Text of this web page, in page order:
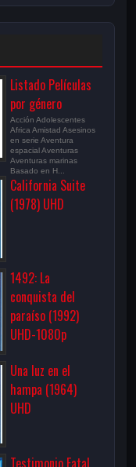
Listado Películas
por género
Acción Adolescentes
Africa Amistad Asesinos
en serie Aventura
espacial Aventuras
Aventuras marinas
Basado en H...
California Suite
(1978) UHD
1492: La
conquista del
paraíso (1992)
UHD-1080p
Una luz en el
hampa (1964)
UHD
Testimonio Fatal